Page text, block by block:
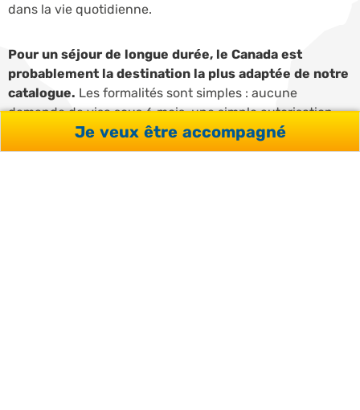
dans la vie quotidienne.
Pour un séjour de longue durée, le Canada est
probablement la destination la plus adaptée de notre
catalogue. Les formalités sont simples : aucune
demande de visa sous 6 mois, une simple autorisation
AVE en ligne (7 CAD, obtenue en quelques minutes). Au-
delà, le permis d’études ouvre l’accès au programme
Je veux être accompagné